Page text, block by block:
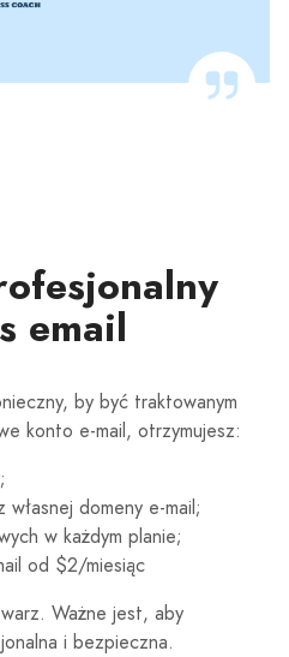
email
by być traktowanym
konto e-mail, otrzymujesz:
domeny e-mail;
w każdym planie;
od $2/miesiąc
Ważne jest, aby
i bezpieczna.